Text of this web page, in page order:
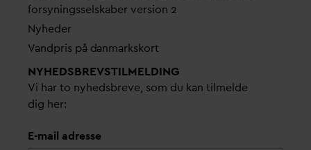
forsyningsselskaber version 2
Nyheder
Vandpris på danmarkskort
NYHEDSBREVS­TILMELDING
Vi har to nyhedsbreve, som du kan tilmelde
dig her:
E-mail adresse